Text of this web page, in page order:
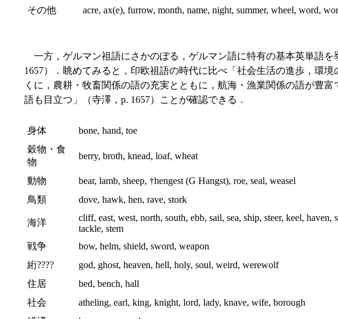
その他
acre, ax(e), furrow, month, name, night, summer, wheel, word,
一方，ゲルマン祖語にさかのぼる，ゲルマン語に特有の基本英単語を
1657）．眺めてみると，印欧祖語の時代に比べ「社会生活の進歩，環境
くに，農耕・牧畜関係の語の充実とともに，航海・漁業関係の語が豊
語も目立つ」（寺澤，p. 1657）ことが確認できる．
身体
bone, hand, toe
穀物・食
物
berry, broth, knead, loaf, wheat
動物
bear, lamb, sheep, †hengest (G Hangst), roe, seal, weasel
鳥類
dove, hawk, hen, rave, stork
海洋
cliff, east, west, north, south, ebb, sail, sea, ship, steer, keel, haven,
tackle, stem
戦争
bow, helm, shield, sword, weapon
絎????
god, ghost, heaven, hell, holy, soul, weird, werewolf
住居
bed, bench, hall
社会
atheling, earl, king, knight, lord, lady, knave, wife, borough